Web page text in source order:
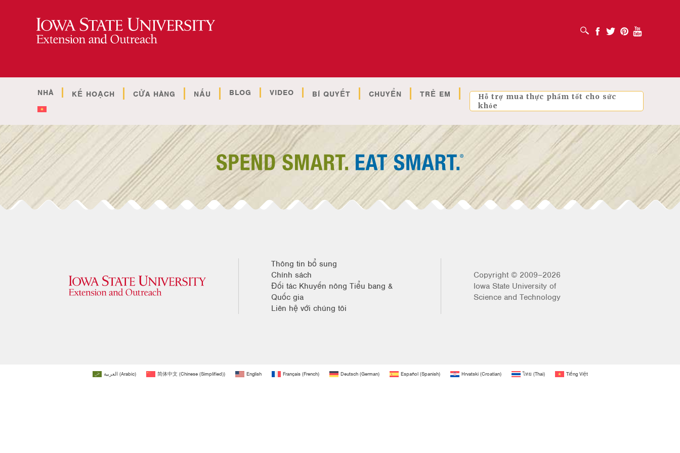
MỞ HỘP TÌM KIẾM Facebook
Twitter PinterestYoutube
NHÀ KẾ HOẠCH CỬA HÀNG NẤU BLOG VIDEO BÍ QUYẾT CHUYỂN TRẺ EM
Hỗ trợ mua thực phẩm tốt cho sức
khỏe
Thông tin bổ sung
Chính sách
Đối tác Khuyến nông Tiểu bang &
Quốc gia
Liên hệ với chúng tôi
Copyright © 2009–2026
Iowa State University of
Science and Technology
العربية (Arabic) 简体中文(Chinese (Simplified)) English Français(French) Deutsch(German) Español(Spanish) Hrvatski(Croatian) ไทย (Thai) Tiếng Việt